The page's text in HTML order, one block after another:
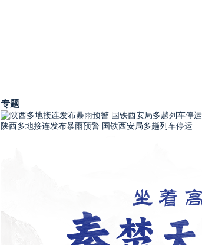
专题
陕西多地接连发布暴雨预警 国铁西安局多趟列车停运